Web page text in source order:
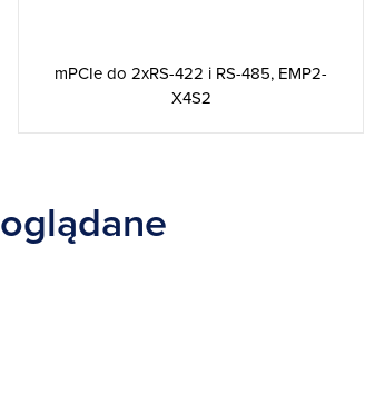
mPCIe do 2xRS-422 i RS-485, EMP2-
X4S2
oglądane